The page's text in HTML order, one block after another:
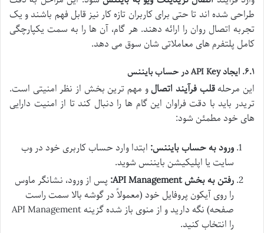
طراحی شده اند تا حتی برای کاربران تازه کار نیز قابل فهم باشند و یک
تجربه اتصال روان را ارائه دهند. هر گام، آن ها را به سمت یکپارچگی
کامل پلتفرم های معاملاتی شان سوق می دهد.
۶.۱. ایجاد API Key در حساب بایننس
این مرحلهقلب فرآیند اتصالو مهم ترین بخش از نظر امنیتی است.
تریدر باید با دقت فراوان این گام ها را دنبال کند تا از امنیت دارایی
های خود مطمئن شود:
ورود به حساب بایننس: ابتدا وارد حساب کاربری خود در وب
سایت یا اپلیکیشن بایننس شوید.
رفتن به بخش API Management:
پس از ورود، نشانگر ماوس
را روی آیکون پروفایل خود (معمولاً در گوشه بالا سمت راست
صفحه) نگه دارید و از منوی باز شده گزینه API Management
را انتخاب کنید.